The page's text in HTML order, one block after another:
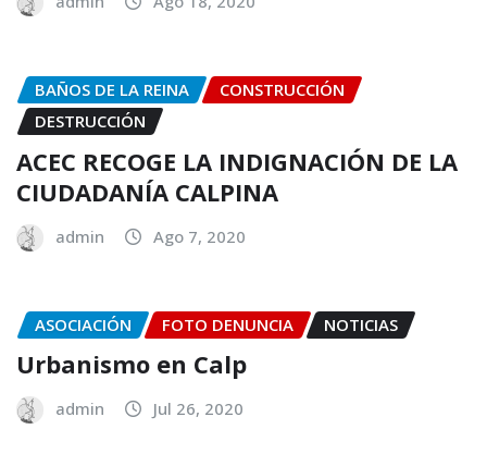
BAÑOS DE LA REINA
CONSTRUCCIÓN
DESTRUCCIÓN
ACEC RECOGE LA INDIGNACIÓN DE LA
CIUDADANÍA CALPINA
admin Ago 7, 2020
ASOCIACIÓN FOTO DENUNCIA NOTICIAS
Urbanismo en Calp
admin Jul 26, 2020